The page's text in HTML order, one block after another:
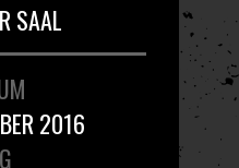
SAAL
2016